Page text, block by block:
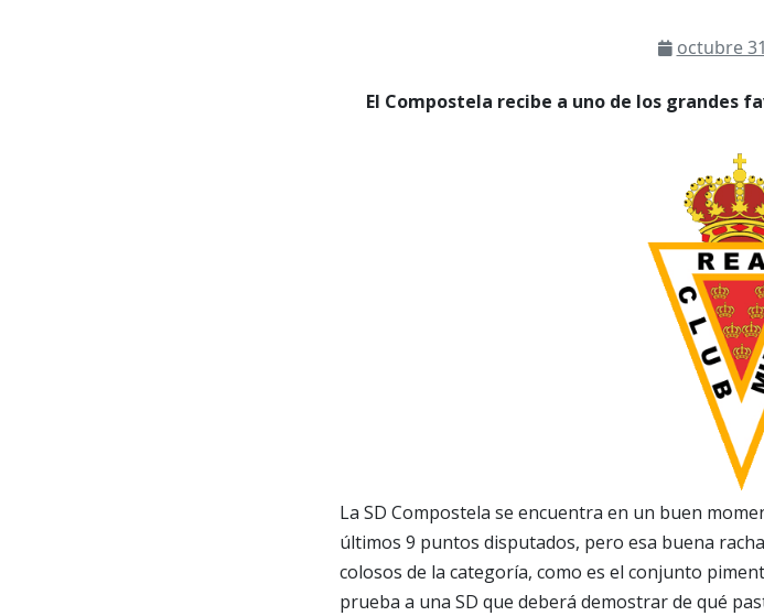
octubre
El Compostela recibe a uno de los grandes
La SD Compostela se encuentra en un buen
últimos 9 puntos disputados, pero esa buena
colosos de la categoría, como es el conjunto
prueba a una SD que deberá demostrar de qué